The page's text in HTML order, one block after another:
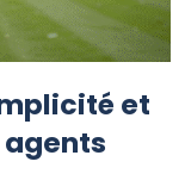
et